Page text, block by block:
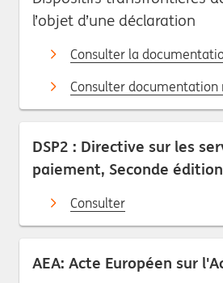
l’objet d’une déclaration
Consulter la
Consulter documentation
DSP2 : Directive sur les
paiement, Seconde édition
Consulter
AEA: Acte Européen sur